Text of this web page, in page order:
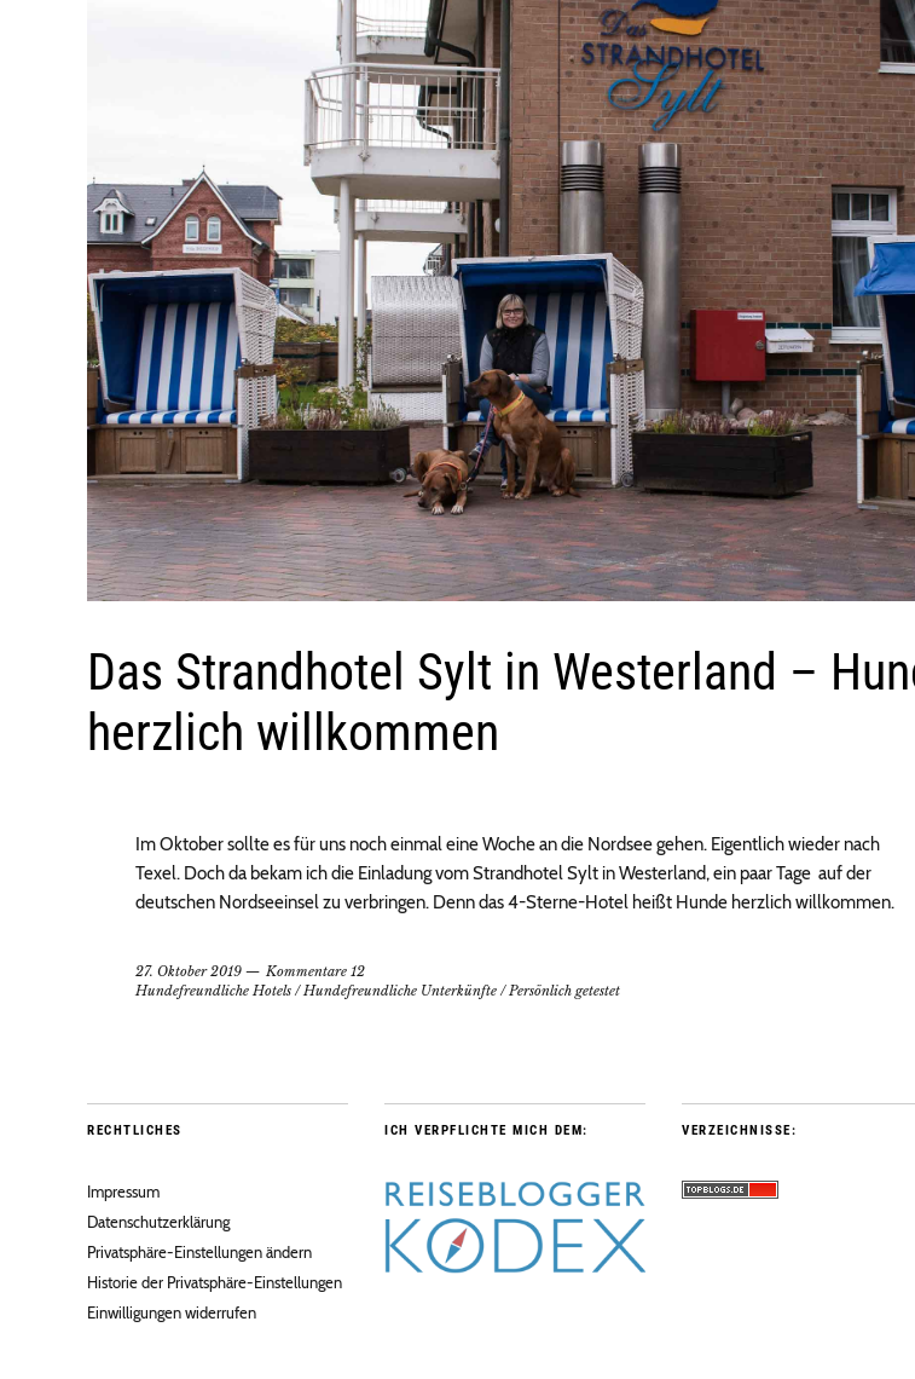
Das Strandhotel Sylt in Westerland –
herzlich willkommen
Im Oktober sollte es für uns noch einmal eine Woche an die Nordsee gehen. Eigentlich wieder nach
Texel. Doch da bekam ich die Einladung vom Strandhotel Sylt in Westerland, ein paar Tage auf der
deutschen Nordseeinsel zu verbringen. Denn das 4-Sterne-Hotel heißt Hunde herzlich willkommen.
27. Oktober 2019
Kommentare 12
Hundefreundliche Hotels / Hundefreundliche Unterkünfte / Persönlich getestet
RECHTLICHES
Impressum
Datenschutzerklärung
Privatsphäre-Einstellungen ändern
Historie der Privatsphäre-Einstellungen
Einwilligungen widerrufen
ICH VERPFLICHTE MICH DEM: VERZEICHNISSE: